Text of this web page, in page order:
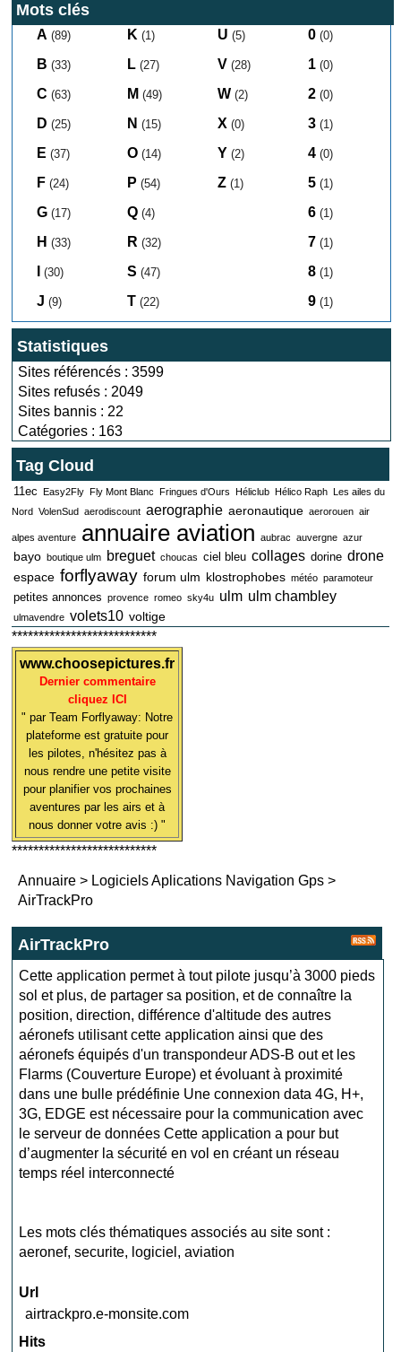
Mots clés
A (89)
B (33)
C (63)
D (25)
E (37)
F (24)
G (17)
H (33)
(30)
J (9)
K (1)
L (27)
M (49)
N (15)
O (14)
P (54)
Q (4)
R (32)
S (47)
T (22)
U (5)
V (28)
W (2)
X (0)
Y (2)
Z (1)
0 (0)
1 (0)
2 (0)
3 (1)
4 (0)
5 (1)
6 (1)
7 (1)
8 (1)
9 (1)
Statistiques
Sites référencés : 3599
Sites refusés : 2049
Sites bannis : 22
Catégories : 163
Tag Cloud
11ec Easy2Fly Fly Mont Blanc Fringues d'Ours Héliclub Hélico Raph Les ailes du
Nord VolenSud aerodiscount aerographie aeronautique aerorouen air
alpes aventure annuaire aviation aubrac auvergne azur
bayo boutique ulm breguet choucas ciel bleu collages dorine drone
espace forflyaway forum ulm klostrophobes météo paramoteur
petites annonces provence romeo sky4u ulm ulm chambley
ulmavendre volets10 voltige
***************************
www.choosepictures.fr
Dernier commentaire
cliquez ICI
" par Team Forflyaway: Notre
plateforme est gratuite pour
les pilotes, n'hésitez pas à
nous rendre une petite visite
pour planifier vos prochaines
aventures par les airs et à
nous donner votre avis :) "
***************************
Annuaire > Logiciels Aplications Navigation Gps >
AirTrackPro
AirTrackPro
Cette application permet à tout pilote jusqu’à 3000 pieds
sol et plus, de partager sa position, et de connaître la
position, direction, différence d'altitude des autres
aéronefs utilisant cette application ainsi que des
aéronefs équipés d'un transpondeur ADS-B out et les
Flarms (Couverture Europe) et évoluant à proximité
dans une bulle prédéfinie Une connexion data 4G, H+,
3G, EDGE est nécessaire pour la communication avec
le serveur de données Cette application a pour but
d’augmenter la sécurité en vol en créant un réseau
temps réel interconnecté
Les mots clés thématiques associés au site sont :
aeronef,securite, logiciel ,aviation
Url
airtrackpro.e-monsite.com
Hits